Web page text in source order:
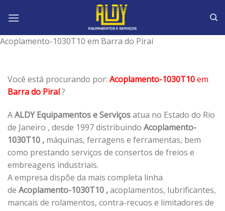
Acoplamento-1030T10 em Barra do Piraí
Você está procurando por: Acoplamento-1030T10em
Barra do Piraí?
AALDY Equipamentos e Serviçosatua no Estado do Rio
de Janeiro , desde 1997 distribuindo Acoplamento-
1030T10 , máquinas, ferragens e ferramentas, bem
como prestando serviços de consertos de freios e
embreagens industriais.
A empresa dispõe da mais completa linha
de Acoplamento-1030T10 ,acoplamentos, lubrificantes,
mancais de rolamentos, contra-recuos e limitadores de